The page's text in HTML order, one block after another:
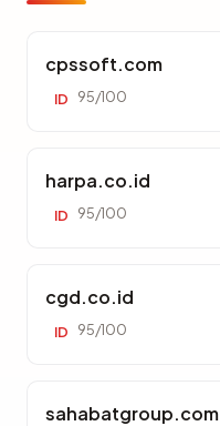
cpssoft.com
ID 95/100
harpa.co.id
ID 95/100
cgd.co.id
ID 95/100
sahabatgroup.com